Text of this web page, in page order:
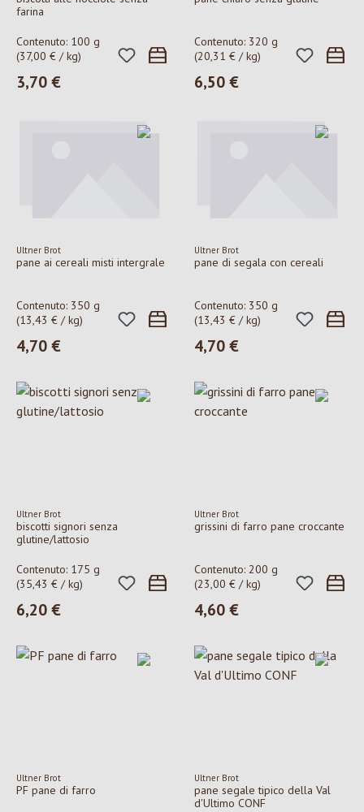
farina
Contenuto: 100 g
(37,00 € / kg)
Prezzo normale:
3,70 €
Contenuto: 320 g
(20,31 € / kg)
Prezzo normale:
6,50 €
Ultner Brot
pane ai cereali misti intergrale
Contenuto: 350 g
(13,43 € / kg)
Prezzo normale:
4,70 €
Ultner Brot
pane di segala con cereali
Contenuto: 350 g
(13,43 € / kg)
Prezzo normale:
4,70 €
Ultner Brot
biscotti signori senza
glutine/lattosio
Contenuto: 175 g
(35,43 € / kg)
Prezzo normale:
6,20 €
Ultner Brot
grissini di farro pane croccante
Contenuto: 200 g
(23,00 € / kg)
Prezzo normale:
4,60 €
Ultner Brot
PF pane di farro
Ultner Brot
pane segale tipico della Val
d'Ultimo CONF